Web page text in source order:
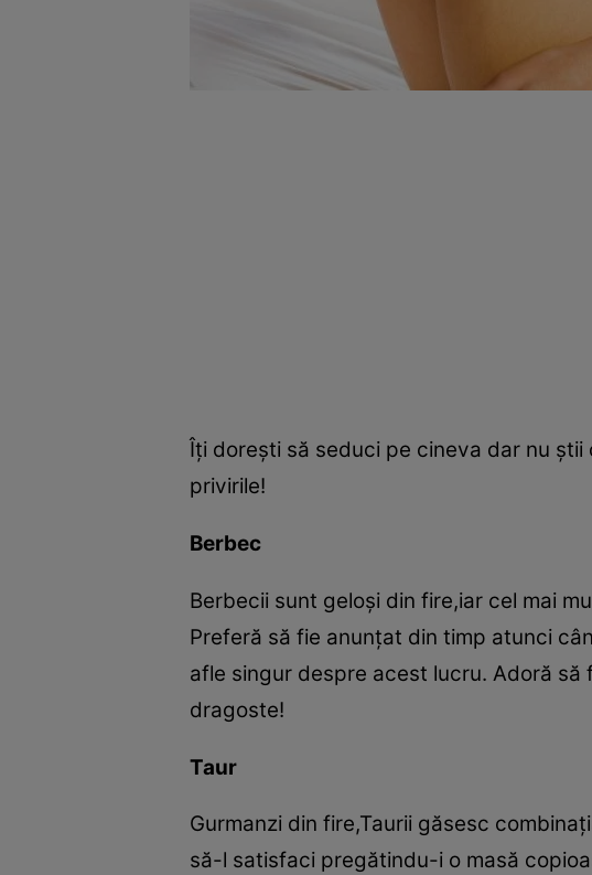
Îţi doreşti să seduci pe cineva dar nu
privirile!
Berbec
Berbecii sunt geloşi din fire,iar cel mai
Preferă să fie anunţat din timp atunci
afle singur despre acest lucru. Adoră
dragoste!
Taur
Gurmanzi din fire,Taurii găsesc
să-l satisfaci pregătindu-i o masă